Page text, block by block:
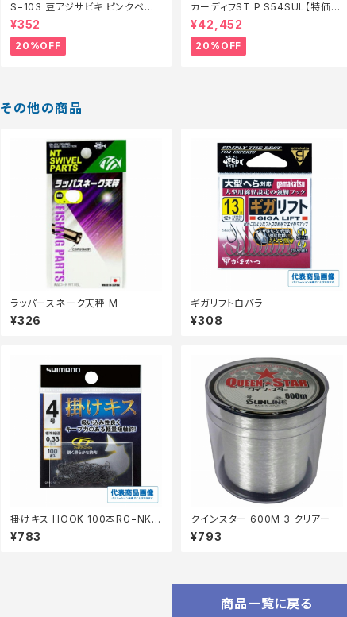
S−103 豆アジサビキ ピンクベイト
1【特価仕掛】【20】
¥352
20%OFF
カーディフST P S54SUL【特価ロ
ッド】【20】
¥42,452
20%OFF
その他の商品
ラッパースネーク天秤 M
¥326
ギガリフト白バラ
¥308
掛けキス HOOK 100本RG−NK1
N【継続セール_仕掛】
¥783
クインスター 600M 3 クリアー
¥793
商品一覧に戻る